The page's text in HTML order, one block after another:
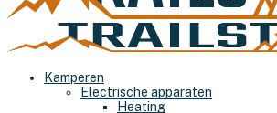
Kamperen
Electrische apparaten
Heating